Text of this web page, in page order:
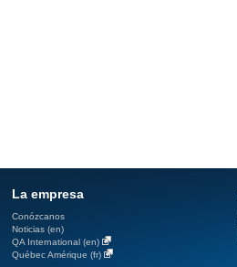
La empresa
Conózcanos
Noticias (en)
QA International (en)
Québec Amérique (fr)